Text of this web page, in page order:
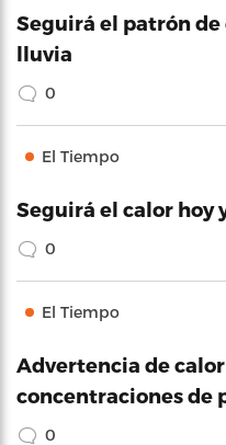
Seguirá el patrón
lluvia
0
El Tiempo
Seguirá el calor hoy
0
El Tiempo
Advertencia de
concentraciones de
0